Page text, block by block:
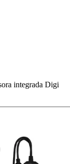
integrada Digi